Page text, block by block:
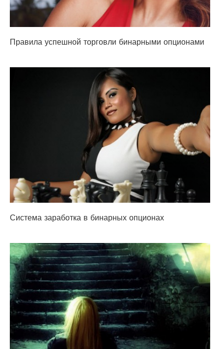
Правила успешной торговли бинарными опционами
Система заработка в бинарных опционах